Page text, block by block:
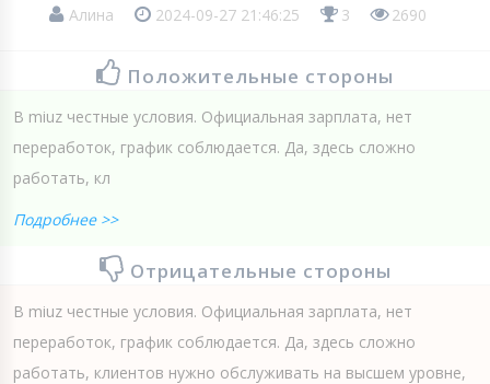
Алина 2024-09-27 21:46:25 3 2690
Положительные стороны
В miuz честные условия. Официальная зарплата, нет
переработок, график соблюдается. Да, здесь сложно
работать, кл
Подробнее >>
Отрицательные стороны
В miuz честные условия. Официальная зарплата, нет
переработок, график соблюдается. Да, здесь сложно
работать, клиентов нужно обслуживать на высшем уровне,